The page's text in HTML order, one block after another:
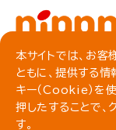
事業場・工場一覧
IR情報
IRライブラリ
株主総会・株式関
よくいただくご質問
基本方針
社会
食育への取り組み
プライバシーポリシ
クッキーポリシー
動作環境について
ソーシャルメディア
本サイトでは、お客
ともに、提供する
キー（Cookie）を使
押したすることで
す。